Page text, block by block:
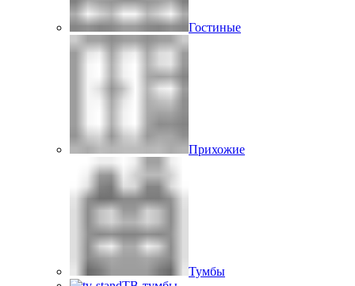
Гостиные
Прихожие
Тумбы